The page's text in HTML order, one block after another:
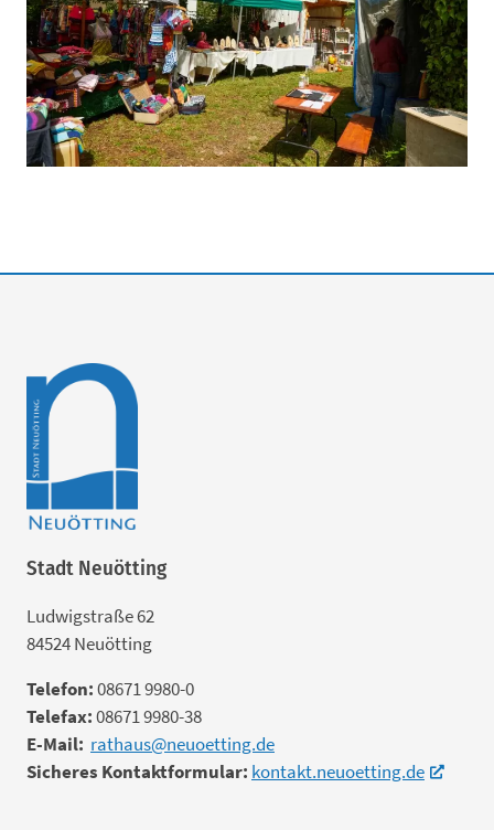
Stadt Neuötting
Ludwigstraße 62
84524 Neuötting
Telefon:08671 9980-0
Telefax:08671 9980-38
E-Mail: rathaus@neuoetting.de
Sicheres Kontaktformular: kontakt.neuoetting.de